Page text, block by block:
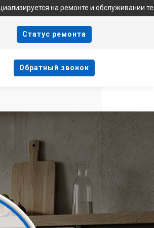
ремонте и обслуживании техники
Cтатус ремонта
Oбратный звонок